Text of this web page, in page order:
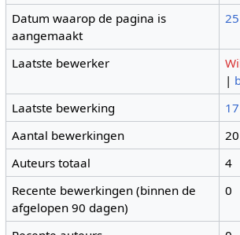
Datum waarop de pagina is
aangemaakt
Laatste bewerker
|
Laatste bewerking
Aantal bewerkingen
20
Auteurs totaal
4
Recente bewerkingen (binnen de
afgelopen 90 dagen)
0